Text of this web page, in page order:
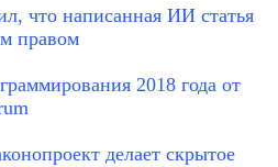
что написанная ИИ статья
правом
2018 года от
делает скрытое